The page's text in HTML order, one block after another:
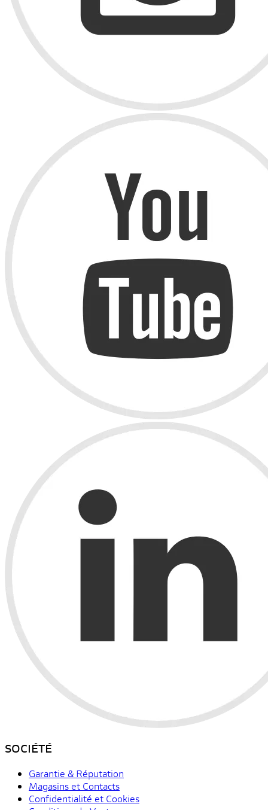
SOCIÉTÉ
Garantie & Réputation
Magasins et Contacts
Confidentialité et Cookies